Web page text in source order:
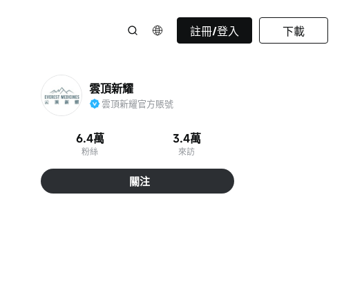
註冊/登入 下載
雲頂新耀
雲頂新耀官方賬號
6.4萬
粉絲
3.4萬
來訪
關注